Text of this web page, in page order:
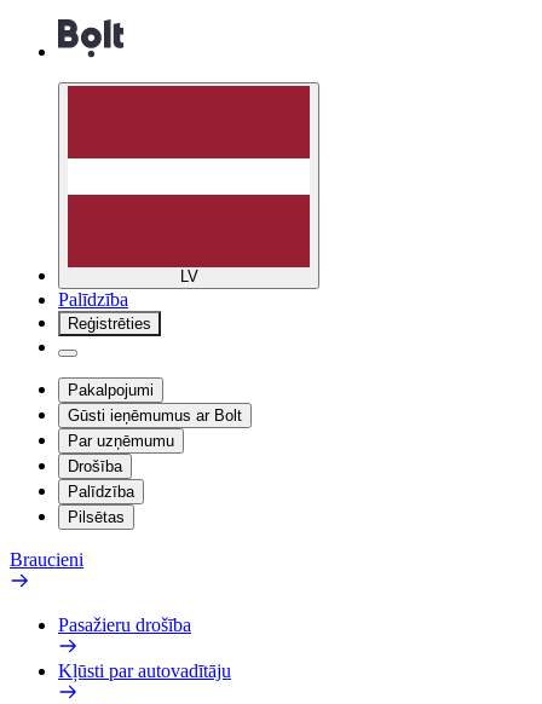
LV
Palīdzība
Reģistrēties
Pakalpojumi
Gūsti ieņēmumus ar Bolt
Par uzņēmumu
Drošība
Palīdzība
Pilsētas
Braucieni
Pasažieru drošība
Kļūsti par autovadītāju